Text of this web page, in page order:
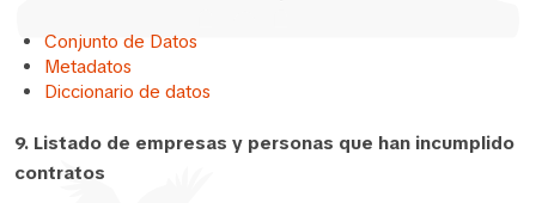
Conjunto de Datos
Metadatos
Diccionario de datos
9. Listado de empresas y personas que han incumplido
contratos